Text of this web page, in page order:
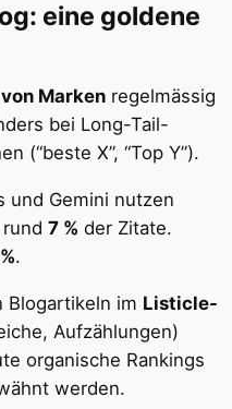
eine goldene
Marken regelmässig
bei Long-Tail-
(“beste X”, “Top Y”).
und Gemini nutzen
7 % der Zitate.
.
Blogartikeln im Listicle-
Aufzählungen)
organische Rankings
werden.